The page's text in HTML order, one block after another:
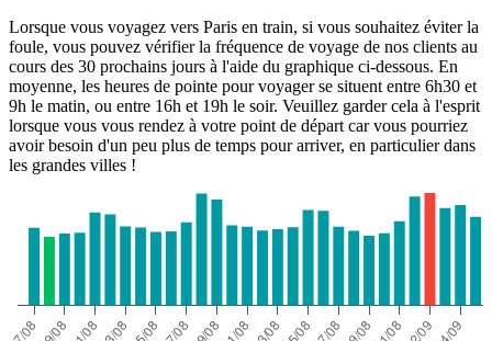
Lorsque vous voyagez vers Paris en train, si vous souhaitez éviter la
foule, vous pouvez vérifier la fréquence de voyage de nos clients au
cours des 30 prochains jours à l'aide du graphique ci-dessous. En
moyenne, les heures de pointe pour voyager se situent entre 6h30 et
9h le matin, ou entre 16h et 19h le soir. Veuillez garder cela à l'esprit
lorsque vous vous rendez à votre point de départ car vous pourriez
avoir besoin d'un peu plus de temps pour arriver, en particulier dans
les grandes villes !